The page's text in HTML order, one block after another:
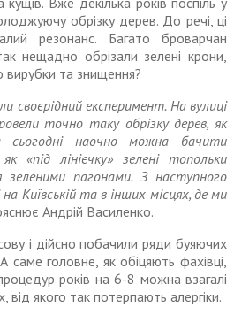
обрізку дерев. До речі, ці
резонанс. Багато броварчан
нещадно обрізали зелені крони,
та знищення?
своєрідний експеримент. На вулиці
точно таку обрізку дерев, як
сьогодні наочно можна бачити
«під лінієчку» зелені топольки
пагонами. З наступного
Київ­ській та в інших місцях, де ми
Андрій Василенко.
і дійсно побачили ряди буяючих
головне, як обіцяють фахівці,
років на 6-8 можна взагалі
якого так потерпають алергіки.